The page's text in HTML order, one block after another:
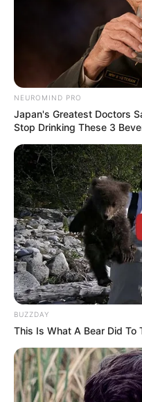
NEUROMIND PRO
Japan's Greatest Doctors
Stop Drinking These 3
BUZZDAY
This Is What A Bear Did To